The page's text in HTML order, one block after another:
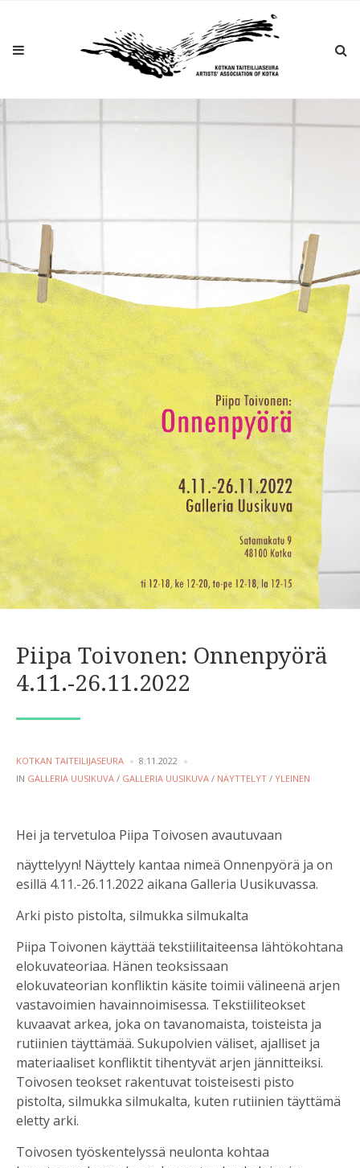
Piipa Toivonen: Onnenpyörä
4.11.-26.11.2022
POSTED
BY
KOTKAN TAITEILIJASEURA
8.11.2022
IN POSTED
GALLERIA UUSIKUVA / GALLERIA UUSIKUVA / NÄYTTELYT / YLEINEN
Hei ja tervetuloa Piipa Toivosen avautuvaan
näyttelyyn! Näyttely kantaa nimeä Onnenpyörä ja on
esillä 4.11.-26.11.2022 aikana Galleria Uusikuvassa.
Arki pisto pistolta, silmukka silmukalta
Piipa Toivonen käyttää tekstiilitaiteensa lähtökohtana
elokuvateoriaa. Hänen teoksissaan
elokuvateorian konfliktin käsite toimii välineenä arjen
vastavoimien havainnoimisessa. Tekstiiliteokset
kuvaavat arkea, joka on tavanomaista, toisteista ja
rutiinien täyttämää. Sukupolvien väliset, ajalliset ja
materiaaliset konfliktit tihentyvät arjen jännitteiksi.
Toivosen teokset rakentuvat toisteisesti pisto
pistolta, silmukka silmukalta, kuten rutiinien täyttämä
eletty arki.
Toivosen työskentelyssä neulonta kohtaa